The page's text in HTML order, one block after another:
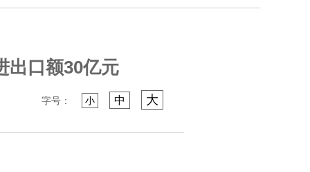
出口额30亿元
字号： 小 中 大